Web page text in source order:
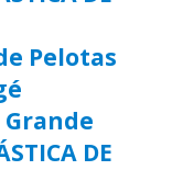
Pelotas
Grande
DE